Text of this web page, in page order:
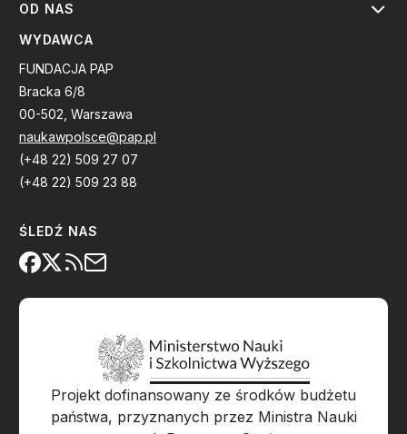
OD NAS
WYDAWCA
FUNDACJA PAP
Bracka 6/8
00-502, Warszawa
naukawpolsce@pap.pl
(+48 22) 509 27 07
(+48 22) 509 23 88
ŚLEDŹ NAS
Projekt dofinansowany ze środków budżetu
państwa, przyznanych przez Ministra Nauki